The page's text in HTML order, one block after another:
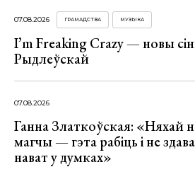
07.08.2026 ГРАМАДСТВА МУЗЫКА
I’m Freaking Crazy — новы
Рыдлеўскай
07.08.2026
Ганна Златкоўская: «Няхай
магчы — гэта рабіць і не
нават у думках»